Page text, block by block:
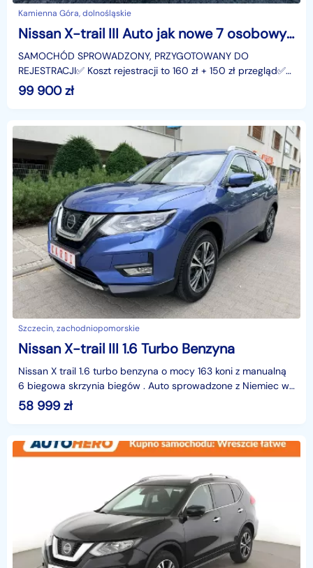
Kamienna Góra, dolnośląskie
Nissan X-trail III Auto jak nowe 7 osobowy SUV kamera 360
SAMOCHÓD SPROWADZONY, PRZYGOTOWANY DO
REJESTRACJI✅️ Koszt rejestracji to 160 zł + 150 zł przegląd✅️
Wystawiamy fakturę co zwalnia nabywcę z podatku (2%) w
Urzęd
99 900zł
Szczecin, zachodniopomorskie
Nissan X-trail III 1.6 Turbo Benzyna
Nissan X trail 1.6 turbo benzyna o mocy 163 koni z manualną
6 biegowa skrzynia biegów . Auto sprowadzone z Niemiec w
bardzo dobrym stanie technicznym i wizualny
58 999 zł